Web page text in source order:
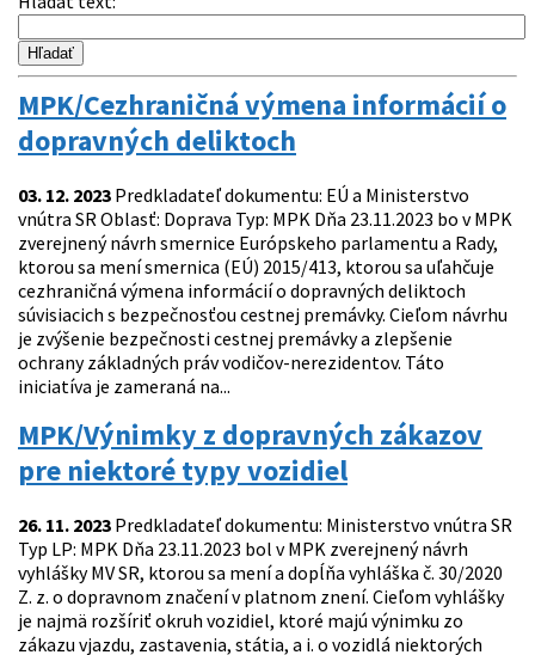
MPK/Cezhraničná výmena informácií o
dopravných deliktoch
03. 12. 2023 Predkladateľ dokumentu: EÚ a Ministerstvo
vnútra SR Oblasť: Doprava Typ: MPK Dňa 23.11.2023 bo v MPK
zverejnený návrh smernice Európskeho parlamentu a Rady,
ktorou sa mení smernica (EÚ) 2015/413, ktorou sa uľahčuje
cezhraničná výmena informácií o dopravných deliktoch
súvisiacich s bezpečnosťou cestnej premávky. Cieľom návrhu
je zvýšenie bezpečnosti cestnej premávky a zlepšenie
ochrany základných práv vodičov-nerezidentov. Táto
iniciatíva je zameraná na...
MPK/Výnimky z dopravných zákazov
pre niektoré typy vozidiel
26. 11. 2023 Predkladateľ dokumentu: Ministerstvo vnútra SR
Typ LP: MPK Dňa 23.11.2023 bol v MPK zverejnený návrh
vyhlášky MV SR, ktorou sa mení a dopĺňa vyhláška č. 30/2020
Z. z. o dopravnom značení v platnom znení. Cieľom vyhlášky
je najmä rozšíriť okruh vozidiel, ktoré majú výnimku zo
zákazu vjazdu, zastavenia, státia, a i. o vozidlá niektorých